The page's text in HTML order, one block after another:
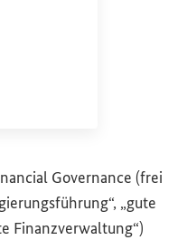
Governance (frei
„gute
Finanzverwaltung“)